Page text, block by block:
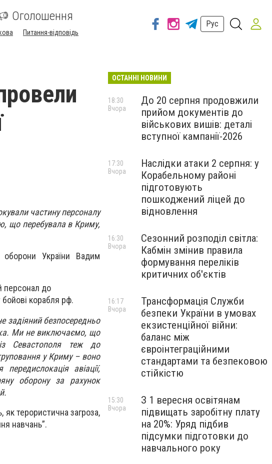
Оголошення
Питання-відповідь
Рус
частину персоналу
що перебувала в Криму,
оборони України Вадим
персонал до
корабля рф.
задіяний безпосередньо
Ми не виключаємо, що
Севастополя теж до
у Криму – воно
авіації,
оборону за рахунок
як терористична загроза,
навчань”.
ОСТАННІ НОВИНИ
До 20 серпня продовжили
прийом документів до
військових вишів: деталі
вступної кампанії-2026
18:30
Вчора
Наслідки атаки 2 серпня: у
Корабельному районі
підготовують
пошкоджений ліцей до
відновлення
17:30
Вчора
Сезонний розподіл світла:
Кабмін змінив правила
формування переліків
критичних об'єктів
16:30
Вчора
Трансформація Служби
безпеки України в умовах
екзистенційної війни:
баланс між
євроінтеграційними
стандартами та безпековою
стійкістю
16:17
Вчора
З 1 вересня освітянам
підвищать заробітну плату
на 20%: Уряд підбив
підсумки підготовки до
навчального року
15:30
Вчора